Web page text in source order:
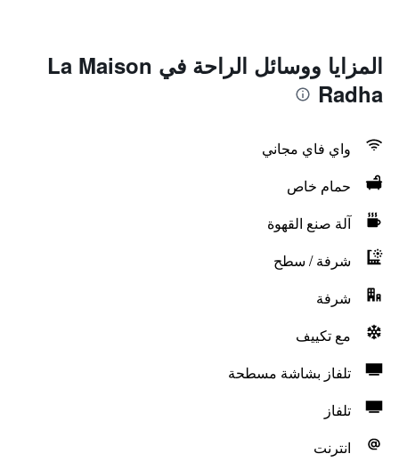
المزايا ووسائل الراحة في La Maison
Radha
واي فاي مجاني
حمام خاص
آلة صنع القهوة
شرفة / سطح
شرفة
مع تكييف
تلفاز بشاشة مسطحة
تلفاز
انترنت